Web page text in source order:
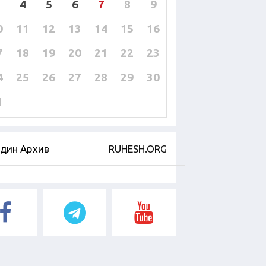
4 5 6 7 8
9
11 12 13 14 15
16
18 19 20 21 22
23
25 26 27 28 29
30
Архив RUHESH.ORG